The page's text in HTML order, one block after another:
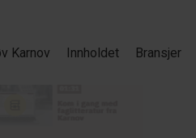
Karnov Innholdet Bransjer